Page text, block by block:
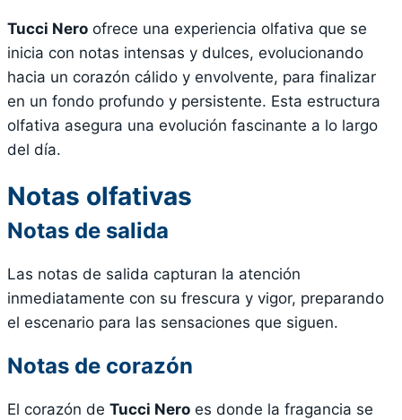
Tucci Nero ofrece una experiencia olfativa que se
inicia con notas intensas y dulces, evolucionando
hacia un corazón cálido y envolvente, para finalizar
en un fondo profundo y persistente. Esta estructura
olfativa asegura una evolución fascinante a lo largo
del día.
Notas olfativas
Notas de salida
Las notas de salida capturan la atención
inmediatamente con su frescura y vigor, preparando
el escenario para las sensaciones que siguen.
Notas de corazón
El corazón de Tucci Nero es donde la fragancia se